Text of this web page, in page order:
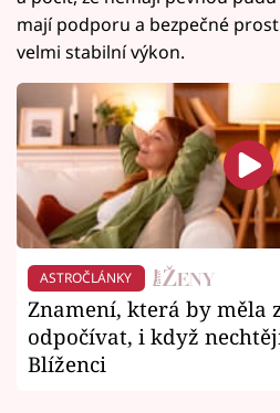
mají podporu a bezpečné
velmi stabilní výkon.
ASTROČLÁNKY
Znamení, která by měla
odpočívat, i když
Blíženci